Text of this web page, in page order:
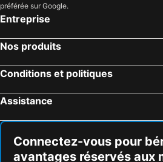
préférée sur Google.
Entreprise
Nos produits
Conditions et politiques
Assistance
Connectez-vous pour
avantages réservés aux